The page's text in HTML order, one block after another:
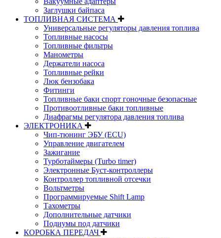
Заглушки байпаса
ТОПЛИВНАЯ СИСТЕМА
Универсальные регуляторы давления топлива
Топливные насосы
Топливные фильтры
Манометры
Держатели насоса
Топливные рейки
Люк бензобака
Фитинги
Топливные баки спорт гоночные безопасные
Противоотливные баки топливные
Диафрагмы регулятора давления топлива
ЭЛЕКТРОНИКА
Чип-тюнинг ЭБУ (ECU)
Управление двигателем
Зажигание
Турботаймеры (Turbo timer)
Электронные Буст-контроллеры
Контроллер топливной отсечки
Вольтметры
Программируемые Shift Lamp
Тахометры
Дополнительные датчики
Подиумы под датчики
КОРОБКА ПЕРЕДАЧ